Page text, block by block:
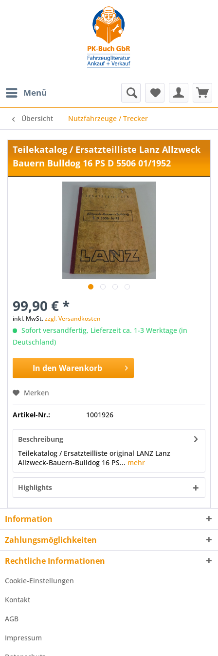
Menü
Übersicht Nutzfahrzeuge / Trecker
Teilekatalog / Ersatzteilliste Lanz Allzweck
Bauern Bulldog 16 PS D 5506 01/1952
99,90 € *
inkl. MwSt.zzgl. Versandkosten
Sofort versandfertig, Lieferzeit ca. 1-3 Werktage (in
Deutschland)
In den Warenkorb
Merken
Artikel-Nr.: 1001926
Beschreibung
Teilekatalog / Ersatzteilliste original LANZ Lanz
Allzweck-Bauern-Bulldog 16 PS... mehr
Highlights
Information
Zahlungsmöglichkeiten
Rechtliche Informationen
Cookie-Einstellungen
Kontakt
AGB
Impressum